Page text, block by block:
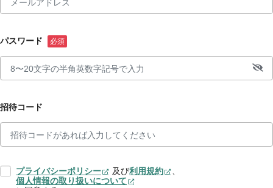
パスワード
招待コード
プライバシーポリシー 及び利用規約
、
個人情報の取り扱いについて